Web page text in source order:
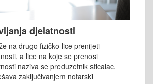
djelatnosti
na drugo fizičko lice prenijeti
a lice na koje se prenosi
naziva se preduzetnik sticalac.
zaključivanjem notarski